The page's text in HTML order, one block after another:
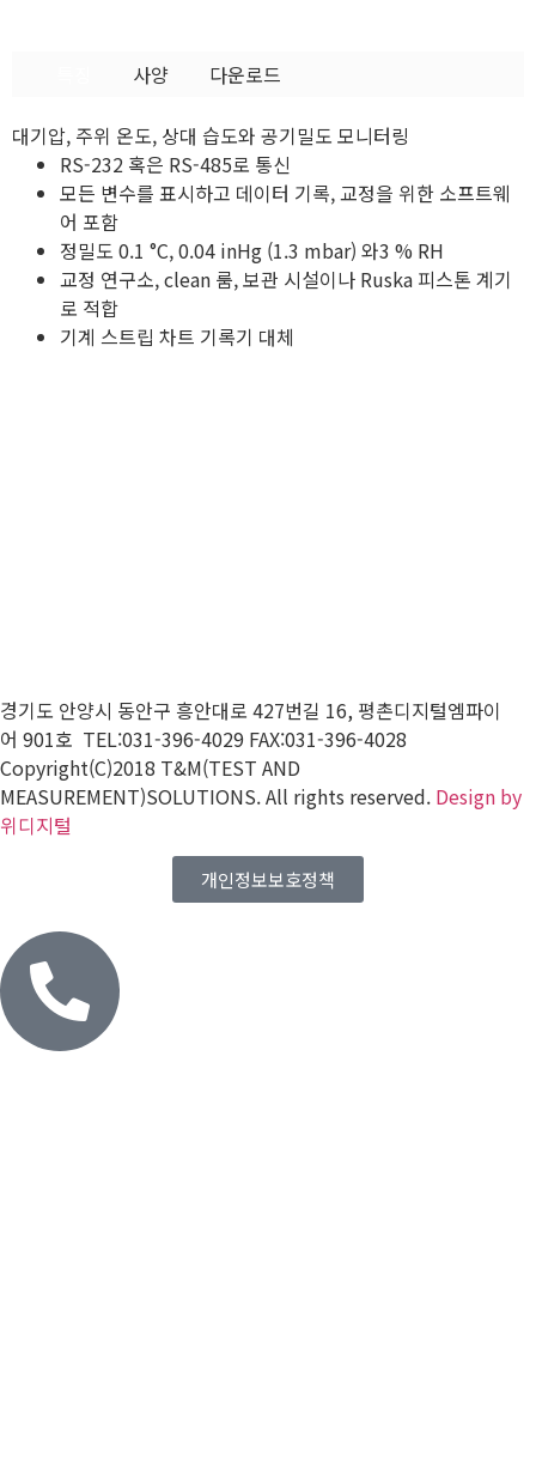
사양 다운로드
대기압, 주위 온도, 상대 습도와 공기밀도 모니터링
RS-232 혹은 RS-485로 통신
모든 변수를 표시하고 데이터 기록, 교정을 위한 소프트웨
어 포함
정밀도 0.1 °C, 0.04 inHg (1.3 mbar) 와3 % RH
교정 연구소, clean 룸, 보관 시설이나 Ruska 피스톤 계기
로 적합
기계 스트립 차트 기록기 대체
경기도 안양시 동안구 흥안대로 427번길 16, 평촌디지털엠파이
어 901호 TEL:031-396-4029 FAX:031-396-4028
Copyright(C)2018 T&M(TEST AND
MEASUREMENT)SOLUTIONS. All rights reserved. Design by
위디지털
개인정보보호정책